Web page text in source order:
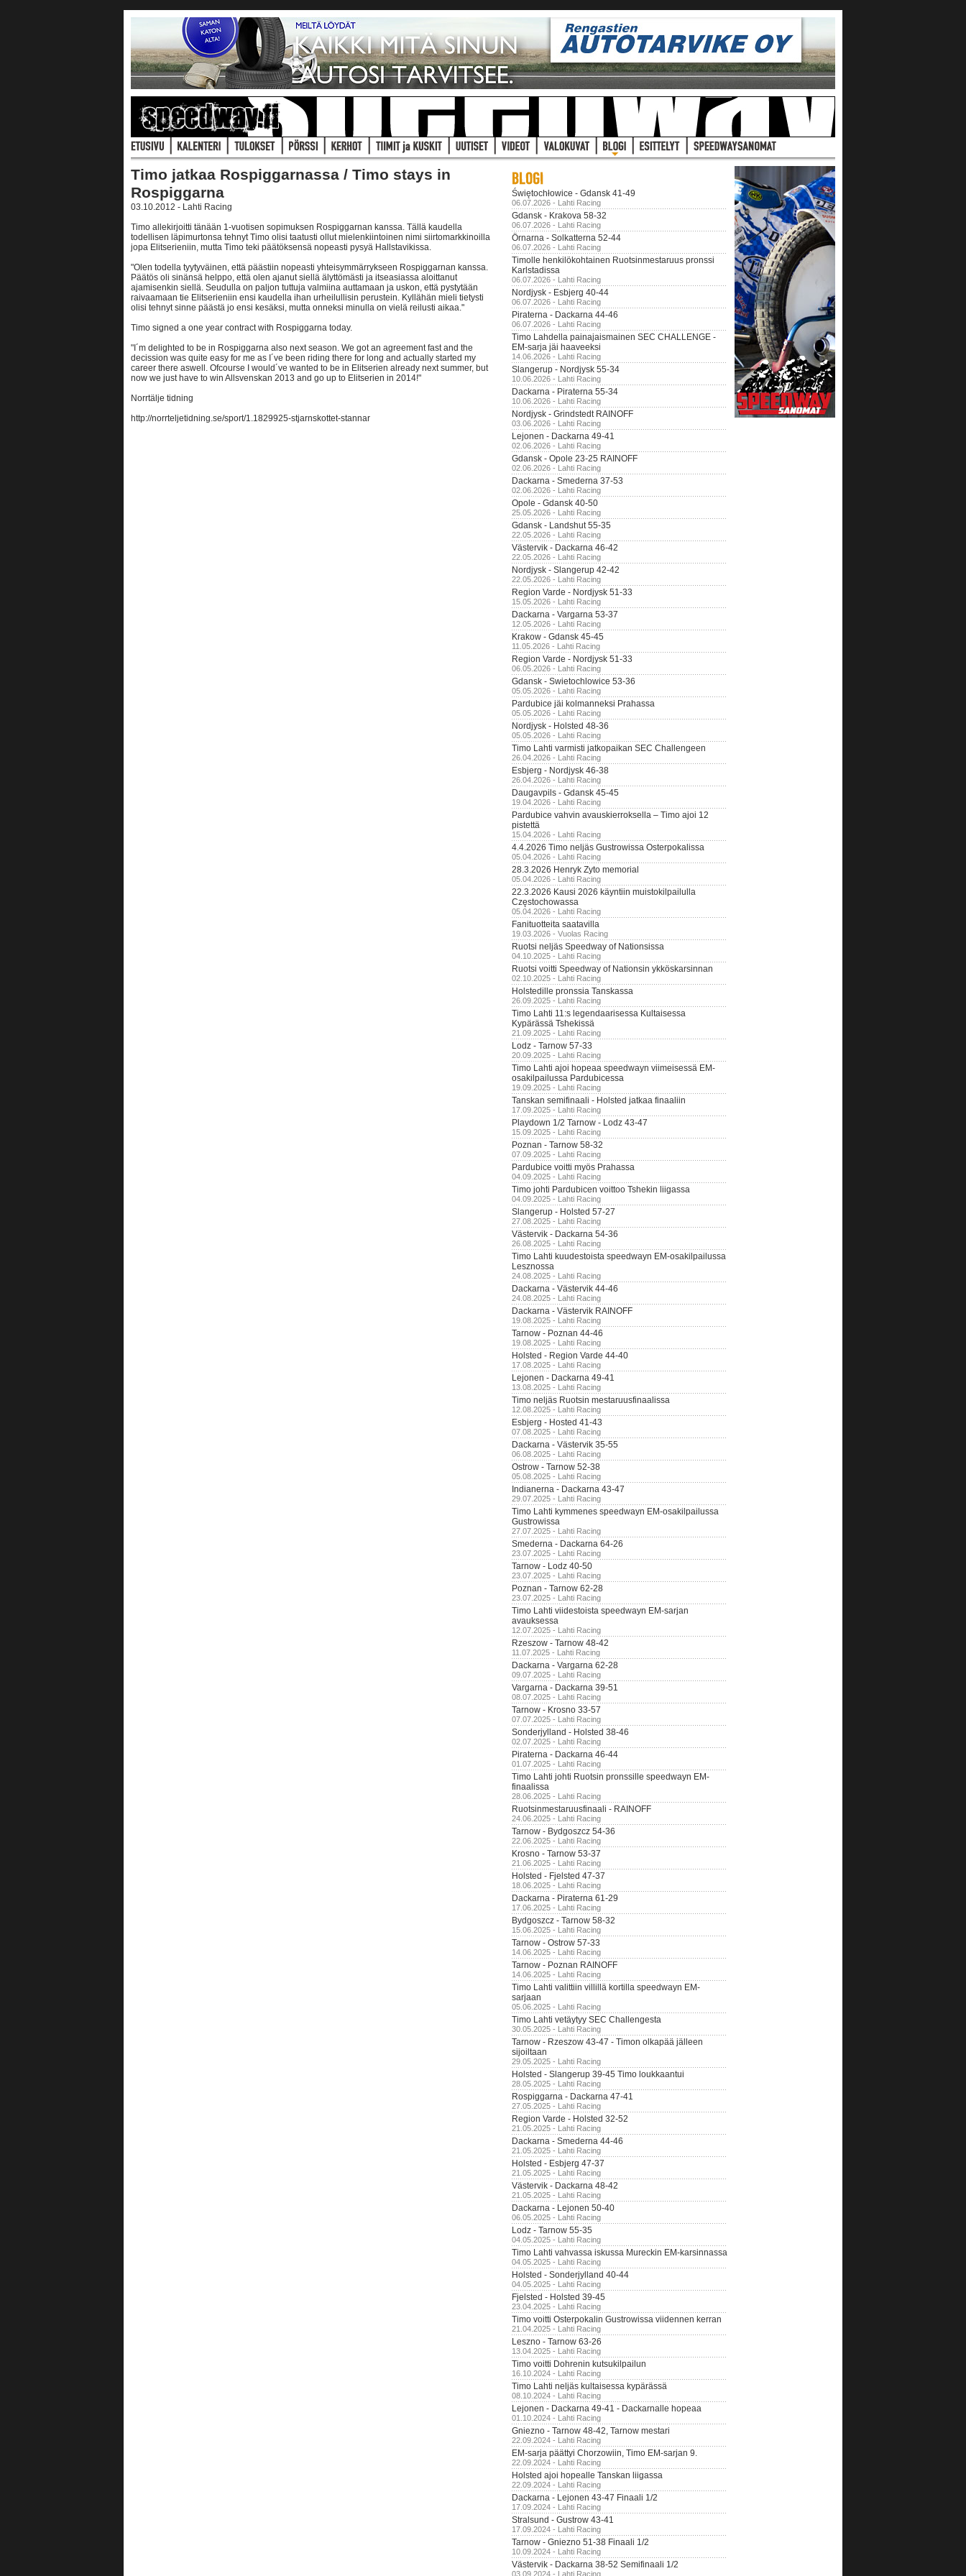
Timo jatkaa Rospiggarnassa / Timo stays in
Rospiggarna
03.10.2012 - Lahti Racing
Timo allekirjoitti tänään 1-vuotisen sopimuksen Rospiggarnan kanssa. Tällä kaudella
todellisen läpimurtonsa tehnyt Timo olisi taatusti ollut mielenkiintoinen nimi siirtomarkkinoilla
jopa Elitserieniin, mutta Timo teki päätöksensä nopeasti pysyä Hallstavikissa.
"Olen todella tyytyväinen, että päästiin nopeasti yhteisymmärrykseen Rospiggarnan kanssa.
Päätös oli sinänsä helppo, että olen ajanut siellä älyttömästi ja itseasiassa aloittanut
ajamisenkin siellä. Seudulla on paljon tuttuja valmiina auttamaan ja uskon, että pystytään
raivaamaan tie Elitserieniin ensi kaudella ihan urheilullisin perustein. Kyllähän mieli tietysti
olisi tehnyt sinne päästä jo ensi kesäksi, mutta onneksi minulla on vielä reilusti aikaa."
Timo signed a one year contract with Rospiggarna today.
"I´m delighted to be in Rospiggarna also next season. We got an agreement fast and the
decission was quite easy for me as I´ve been riding there for long and actually started my
career there aswell. Ofcourse I would´ve wanted to be in Elitserien already next summer, but
now we just have to win Allsvenskan 2013 and go up to Elitserien in 2014!"
Norrtälje tidning
http://norrteljetidning.se/sport/1.1829925-stjarnskottet-stannar
Świętochłowice - Gdansk 41-49
06.07.2026 - Lahti Racing
Gdansk - Krakova 58-32
06.07.2026 - Lahti Racing
Örnarna - Solkatterna 52-44
06.07.2026 - Lahti Racing
Timolle henkilökohtainen Ruotsinmestaruus pronssi
Karlstadissa
06.07.2026 - Lahti Racing
Nordjysk - Esbjerg 40-44
06.07.2026 - Lahti Racing
Piraterna - Dackarna 44-46
06.07.2026 - Lahti Racing
Timo Lahdella painajaismainen SEC CHALLENGE -
EM-sarja jäi haaveeksi
14.06.2026 - Lahti Racing
Slangerup - Nordjysk 55-34
10.06.2026 - Lahti Racing
Dackarna - Piraterna 55-34
10.06.2026 - Lahti Racing
Nordjysk - Grindstedt RAINOFF
03.06.2026 - Lahti Racing
Lejonen - Dackarna 49-41
02.06.2026 - Lahti Racing
Gdansk - Opole 23-25 RAINOFF
02.06.2026 - Lahti Racing
Dackarna - Smederna 37-53
02.06.2026 - Lahti Racing
Opole - Gdansk 40-50
25.05.2026 - Lahti Racing
Gdansk - Landshut 55-35
22.05.2026 - Lahti Racing
Västervik - Dackarna 46-42
22.05.2026 - Lahti Racing
Nordjysk - Slangerup 42-42
22.05.2026 - Lahti Racing
Region Varde - Nordjysk 51-33
15.05.2026 - Lahti Racing
Dackarna - Vargarna 53-37
12.05.2026 - Lahti Racing
Krakow - Gdansk 45-45
11.05.2026 - Lahti Racing
Region Varde - Nordjysk 51-33
06.05.2026 - Lahti Racing
Gdansk - Swietochlowice 53-36
05.05.2026 - Lahti Racing
Pardubice jäi kolmanneksi Prahassa
05.05.2026 - Lahti Racing
Nordjysk - Holsted 48-36
05.05.2026 - Lahti Racing
Timo Lahti varmisti jatkopaikan SEC Challengeen
26.04.2026 - Lahti Racing
Esbjerg - Nordjysk 46-38
26.04.2026 - Lahti Racing
Daugavpils - Gdansk 45-45
19.04.2026 - Lahti Racing
Pardubice vahvin avauskierroksella – Timo ajoi 12
pistettä
15.04.2026 - Lahti Racing
4.4.2026 Timo neljäs Gustrowissa Osterpokalissa
05.04.2026 - Lahti Racing
28.3.2026 Henryk Zyto memorial
05.04.2026 - Lahti Racing
22.3.2026 Kausi 2026 käyntiin muistokilpailulla
Częstochowassa
05.04.2026 - Lahti Racing
Fanituotteita saatavilla
19.03.2026 - Vuolas Racing
Ruotsi neljäs Speedway of Nationsissa
04.10.2025 - Lahti Racing
Ruotsi voitti Speedway of Nationsin ykköskarsinnan
02.10.2025 - Lahti Racing
Holstedille pronssia Tanskassa
26.09.2025 - Lahti Racing
Timo Lahti 11:s legendaarisessa Kultaisessa
Kypärässä Tshekissä
21.09.2025 - Lahti Racing
Lodz - Tarnow 57-33
20.09.2025 - Lahti Racing
Timo Lahti ajoi hopeaa speedwayn viimeisessä EM-
osakilpailussa Pardubicessa
19.09.2025 - Lahti Racing
Tanskan semifinaali - Holsted jatkaa finaaliin
17.09.2025 - Lahti Racing
Playdown 1/2 Tarnow - Lodz 43-47
15.09.2025 - Lahti Racing
Poznan - Tarnow 58-32
07.09.2025 - Lahti Racing
Pardubice voitti myös Prahassa
04.09.2025 - Lahti Racing
Timo johti Pardubicen voittoo Tshekin liigassa
04.09.2025 - Lahti Racing
Slangerup - Holsted 57-27
27.08.2025 - Lahti Racing
Västervik - Dackarna 54-36
26.08.2025 - Lahti Racing
Timo Lahti kuudestoista speedwayn EM-osakilpailussa
Lesznossa
24.08.2025 - Lahti Racing
Dackarna - Västervik 44-46
24.08.2025 - Lahti Racing
Dackarna - Västervik RAINOFF
19.08.2025 - Lahti Racing
Tarnow - Poznan 44-46
19.08.2025 - Lahti Racing
Holsted - Region Varde 44-40
17.08.2025 - Lahti Racing
Lejonen - Dackarna 49-41
13.08.2025 - Lahti Racing
Timo neljäs Ruotsin mestaruusfinaalissa
12.08.2025 - Lahti Racing
Esbjerg - Hosted 41-43
07.08.2025 - Lahti Racing
Dackarna - Västervik 35-55
06.08.2025 - Lahti Racing
Ostrow - Tarnow 52-38
05.08.2025 - Lahti Racing
Indianerna - Dackarna 43-47
29.07.2025 - Lahti Racing
Timo Lahti kymmenes speedwayn EM-osakilpailussa
Gustrowissa
27.07.2025 - Lahti Racing
Smederna - Dackarna 64-26
23.07.2025 - Lahti Racing
Tarnow - Lodz 40-50
23.07.2025 - Lahti Racing
Poznan - Tarnow 62-28
23.07.2025 - Lahti Racing
Timo Lahti viidestoista speedwayn EM-sarjan
avauksessa
12.07.2025 - Lahti Racing
Rzeszow - Tarnow 48-42
11.07.2025 - Lahti Racing
Dackarna - Vargarna 62-28
09.07.2025 - Lahti Racing
Vargarna - Dackarna 39-51
08.07.2025 - Lahti Racing
Tarnow - Krosno 33-57
07.07.2025 - Lahti Racing
Sonderjylland - Holsted 38-46
02.07.2025 - Lahti Racing
Piraterna - Dackarna 46-44
01.07.2025 - Lahti Racing
Timo Lahti johti Ruotsin pronssille speedwayn EM-
finaalissa
28.06.2025 - Lahti Racing
Ruotsinmestaruusfinaali - RAINOFF
24.06.2025 - Lahti Racing
Tarnow - Bydgoszcz 54-36
22.06.2025 - Lahti Racing
Krosno - Tarnow 53-37
21.06.2025 - Lahti Racing
Holsted - Fjelsted 47-37
18.06.2025 - Lahti Racing
Dackarna - Piraterna 61-29
17.06.2025 - Lahti Racing
Bydgoszcz - Tarnow 58-32
15.06.2025 - Lahti Racing
Tarnow - Ostrow 57-33
14.06.2025 - Lahti Racing
Tarnow - Poznan RAINOFF
14.06.2025 - Lahti Racing
Timo Lahti valittiin villillä kortilla speedwayn EM-
sarjaan
05.06.2025 - Lahti Racing
Timo Lahti vetäytyy SEC Challengesta
30.05.2025 - Lahti Racing
Tarnow - Rzeszow 43-47 - Timon olkapää jälleen
sijoiltaan
29.05.2025 - Lahti Racing
Holsted - Slangerup 39-45 Timo loukkaantui
28.05.2025 - Lahti Racing
Rospiggarna - Dackarna 47-41
27.05.2025 - Lahti Racing
Region Varde - Holsted 32-52
21.05.2025 - Lahti Racing
Dackarna - Smederna 44-46
21.05.2025 - Lahti Racing
Holsted - Esbjerg 47-37
21.05.2025 - Lahti Racing
Västervik - Dackarna 48-42
21.05.2025 - Lahti Racing
Dackarna - Lejonen 50-40
06.05.2025 - Lahti Racing
Lodz - Tarnow 55-35
04.05.2025 - Lahti Racing
Timo Lahti vahvassa iskussa Mureckin EM-karsinnassa
04.05.2025 - Lahti Racing
Holsted - Sonderjylland 40-44
04.05.2025 - Lahti Racing
Fjelsted - Holsted 39-45
23.04.2025 - Lahti Racing
Timo voitti Osterpokalin Gustrowissa viidennen kerran
21.04.2025 - Lahti Racing
Leszno - Tarnow 63-26
13.04.2025 - Lahti Racing
Timo voitti Dohrenin kutsukilpailun
16.10.2024 - Lahti Racing
Timo Lahti neljäs kultaisessa kypärässä
08.10.2024 - Lahti Racing
Lejonen - Dackarna 49-41 - Dackarnalle hopeaa
01.10.2024 - Lahti Racing
Gniezno - Tarnow 48-42, Tarnow mestari
22.09.2024 - Lahti Racing
EM-sarja päättyi Chorzowiin, Timo EM-sarjan 9.
22.09.2024 - Lahti Racing
Holsted ajoi hopealle Tanskan liigassa
22.09.2024 - Lahti Racing
Dackarna - Lejonen 43-47 Finaali 1/2
17.09.2024 - Lahti Racing
Stralsund - Gustrow 43-41
17.09.2024 - Lahti Racing
Tarnow - Gniezno 51-38 Finaali 1/2
10.09.2024 - Lahti Racing
Västervik - Dackarna 38-52 Semifinaali 1/2
03.09.2024 - Lahti Racing